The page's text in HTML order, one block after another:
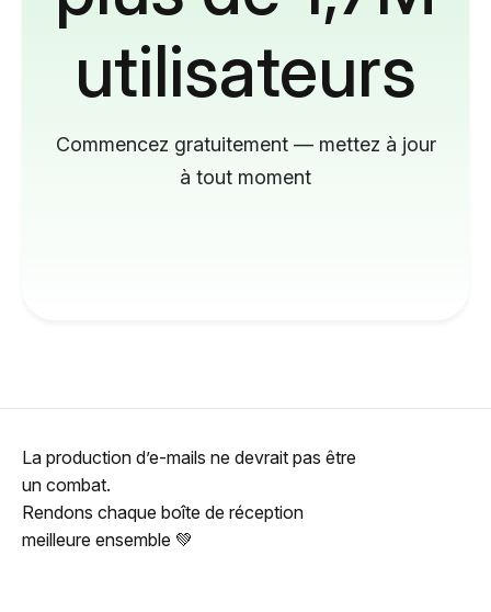
utilisateurs
Commencez gratuitement — mettez à jour
à tout moment
La production d’e-mails ne devrait pas être
un combat.
Rendons chaque boîte de réception
meilleure ensemble 💚